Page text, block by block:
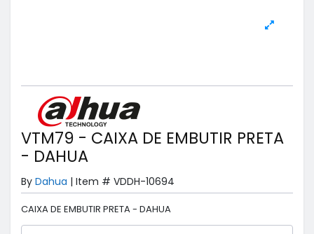
VTM79 - CAIXA DE EMBUTIR PRETA
- DAHUA
By Dahua | Item # VDDH-10694
CAIXA DE EMBUTIR PRETA - DAHUA